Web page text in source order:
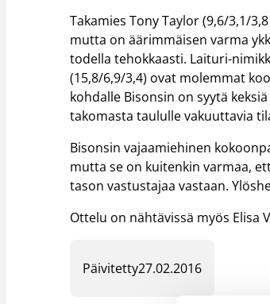
Takamies Tony Taylor (9,6/3,1/
mutta on äärimmäisen varma
todella tehokkaasti. Laituri-
(15,8/6,9/3,4) ovat molemmat
kohdalle Bisonsin on syytä
takomasta taululle vakuuttavia
Bisonsin vajaamiehinen
mutta se on kuitenkin varmaa,
tason vastustajaa vastaan.
Ottelu on nähtävissä myös Elisa
Päivitetty27.02.2016